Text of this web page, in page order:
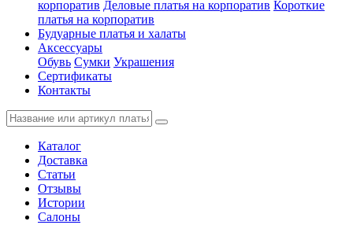
корпоратив Деловые платья на корпоратив Короткие
платья на корпоратив
Будуарные платья и халаты
Аксессуары
Обувь Сумки Украшения
Сертификаты
Контакты
Каталог
Доставка
Статьи
Отзывы
Истории
Салоны